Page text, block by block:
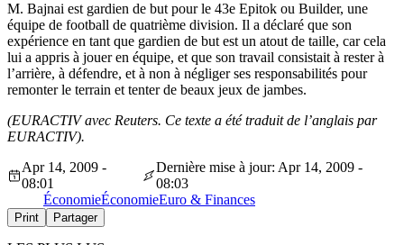
M. Bajnai est gardien de but pour le 43e Epitok ou Builder, une
équipe de football de quatrième division. Il a déclaré que son
expérience en tant que gardien de but est un atout de taille, car cela
lui a appris à jouer en équipe, et que son travail consistait à rester à
l’arrière, à défendre, et à non à négliger ses responsabilités pour
remonter le terrain et tenter de beaux jeux de jambes.
(EURACTIV avec Reuters. Ce texte a été traduit de l’anglais par
EURACTIV).
Apr 14, 2009 -
08:01
Dernière mise à jour: Apr 14, 2009 -
08:03
ÉconomieÉconomieEuro & Finances
Print Partager